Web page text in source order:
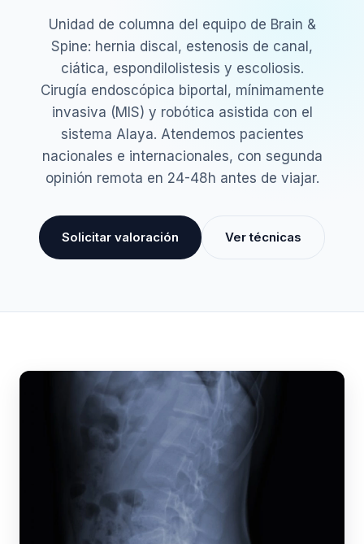
Unidad de columna del equipo de Brain &
Spine: hernia discal, estenosis de canal,
ciática, espondilolistesis y escoliosis.
Cirugía endoscópica biportal, mínimamente
invasiva (MIS) y robótica asistida con el
sistema Alaya. Atendemos pacientes
nacionales e internacionales, con segunda
opinión remota en 24-48h antes de viajar.
Solicitar valoración Ver técnicas